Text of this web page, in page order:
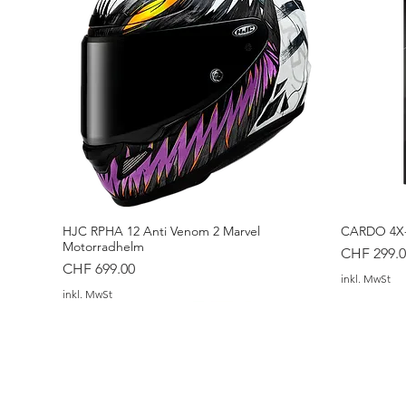
HJC RPHA 12 Anti Venom 2 Marvel
Motorradhelm
Preis
CHF 699.00
inkl. MwSt
CARDO
Preis
CHF
inkl. MwSt